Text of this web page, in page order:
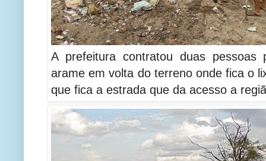
A prefeitura contratou duas
arame em volta do terreno onde fica o
que fica a estrada que da acesso a